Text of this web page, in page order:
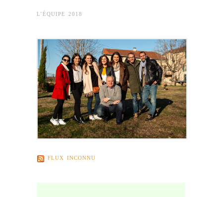
L’ÉQUIPE 2018
FLUX INCONNU